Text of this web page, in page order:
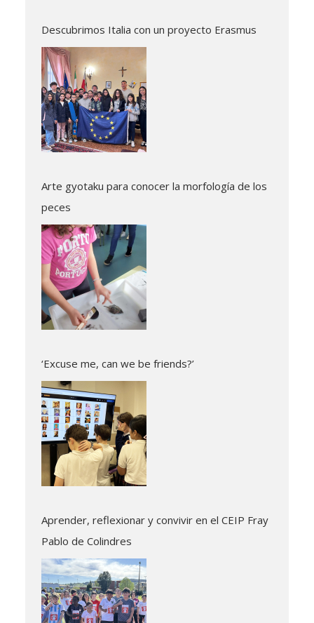
Descubrimos Italia con un proyecto Erasmus
Arte gyotaku para conocer la morfología de los
peces
‘Excuse me, can we be friends?’
Aprender, reflexionar y convivir en el CEIP Fray
Pablo de Colindres